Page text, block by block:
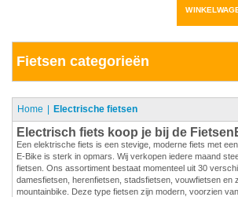
Fietsen categorieën
Home Electrische fietsen
Electrisch fiets koop je bij de
Een elektrische fiets is een stevige, moderne fiets met
E-Bike is sterk in opmars. Wij verkopen iedere maand
fietsen. Ons assortiment bestaat momenteel uit 30
damesfietsen, herenfietsen, stadsfietsen, vouwfietsen en
mountainbike. Deze type fietsen zijn modern, voorzien